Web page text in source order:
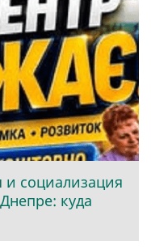
и социализация
куда